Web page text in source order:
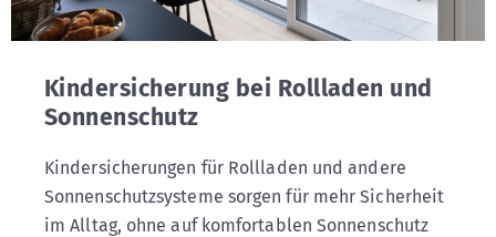
Kindersicherung bei Rollladen und
Sonnenschutz
Kindersicherungen für Rollladen und andere
Sonnenschutzsysteme sorgen für mehr Sicherheit
im Alltag, ohne auf komfortablen Sonnenschutz